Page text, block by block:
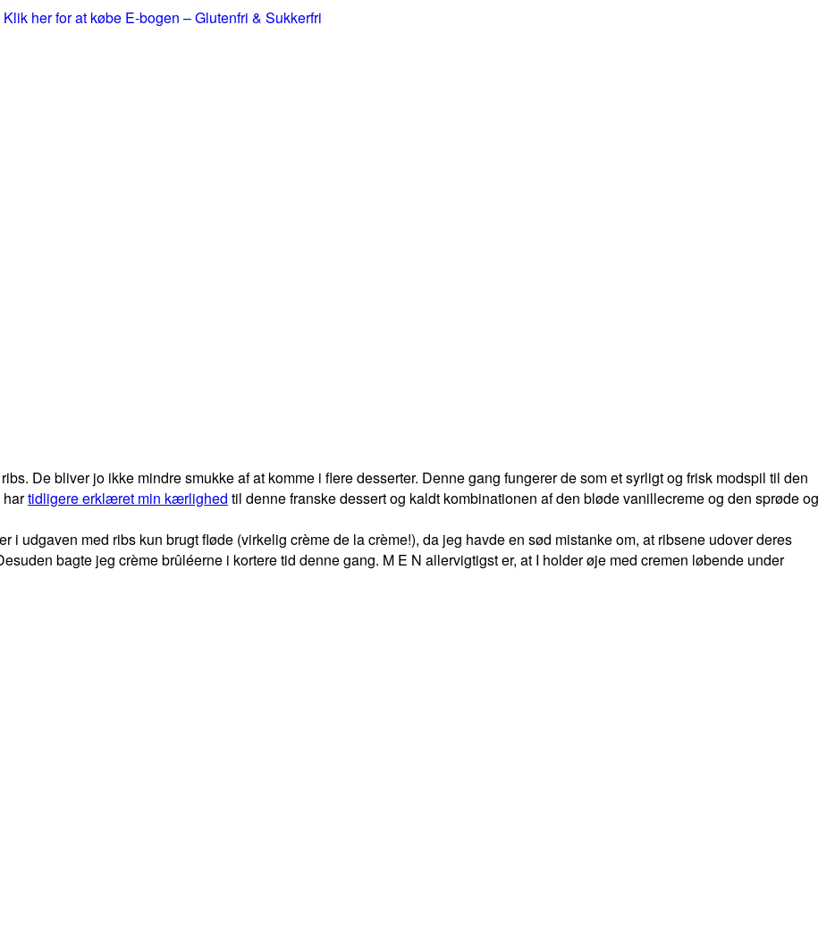
Klik her for at købe E-bogen – Glutenfri & Sukkerfri
De bliver jo ikke mindre smukke af at komme i flere desserter. Denne gang fungerer de som et syrligt og frisk modspil til den
hartidligere erklæret min kærlighed til denne franske dessert og kaldt kombinationen af den bløde vanillecreme og den sprøde og
i udgaven med ribs kun brugt fløde (virkelig crème de la crème!), da jeg havde en sød mistanke om, at ribsene udover deres
bagte jeg crème brûléerne i kortere tid denne gang. M E N allervigtigst er, at I holder øje med cremen løbende under